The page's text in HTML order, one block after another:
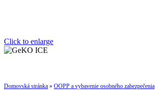
Click to enlarge
Domovská stránka » OOPP a vybavenie osobného zabezpečenia